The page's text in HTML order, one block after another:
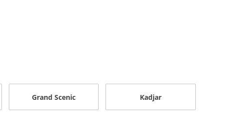
Grand Scenic Kadjar